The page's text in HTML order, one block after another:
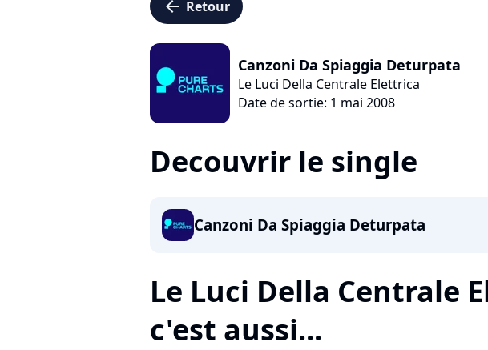
arrow_left Retour
Canzoni Da Spiaggia Deturpata
Le Luci Della Centrale Elettrica
Date de sortie: 1 mai 2008
Decouvrir le single
Canzoni Da Spiaggia Deturpata
Le Luci Della Centrale
c'est aussi...